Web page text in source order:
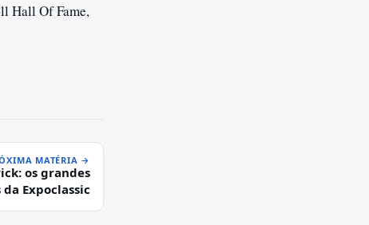
Hall Of Fame,
MATÉRIA →
os grandes
Expoclassic